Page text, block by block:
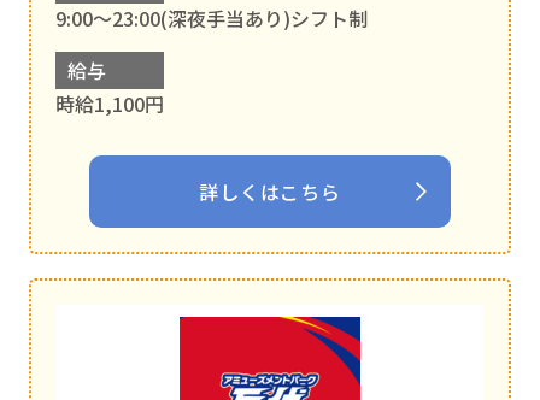
9:00～23:00(深夜手当あり)シフト制
給与
時給1,100円
詳しくはこちら